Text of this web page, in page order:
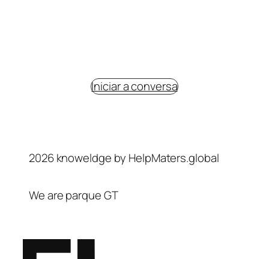
Iniciar a conversa
2026 knoweldge by HelpMaters.global
We are parque GT